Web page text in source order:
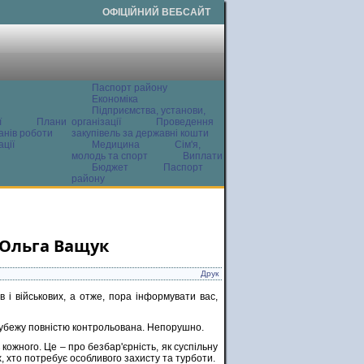
ОФІЦІЙНИЙ ВЕБСАЙТ
Плани
роботи
Паспорт району
Економіка
Підприємства, установи,
організації
Проведення
закупівель за державні кошти
Медицина
Сім'я,
молодь та спорт
Виплати
Бюджет
Паспорт
району
Ващук
Друк
і військових, а отже, пора інформувати вас,
повністю контрольована. Непорушно.
Це – про безбар'єрність, як суспільну
хто потребує особливого захисту та турботи.